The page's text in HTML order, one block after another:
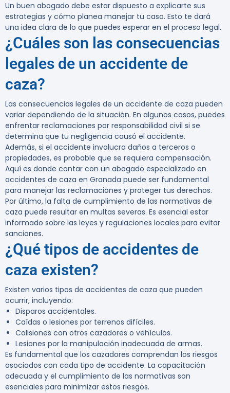
Un buen abogado debe estar dispuesto a explicarte sus
estrategias y cómo planea manejar tu caso. Esto te dará
una idea clara de lo que puedes esperar en el proceso legal.
¿Cuáles son las consecuencias
legales de un accidente de
caza?
Las consecuencias legales de un accidente de caza pueden
variar dependiendo de la situación. En algunos casos, puedes
enfrentar reclamaciones por responsabilidad civil si se
determina que tu negligencia causó el accidente.
Además, si el accidente involucra daños a terceros o
propiedades, es probable que se requiera compensación.
Aquí es donde contar con un abogado especializado en
accidentes de caza en Granada puede ser fundamental
para manejar las reclamaciones y proteger tus derechos.
Por último, la falta de cumplimiento de las normativas de
caza puede resultar en multas severas. Es esencial estar
informado sobre las leyes y regulaciones locales para evitar
sanciones.
¿Qué tipos de accidentes de
caza existen?
Existen varios tipos de accidentes de caza que pueden
ocurrir, incluyendo:
Disparos accidentales.
Caídas o lesiones por terrenos difíciles.
Colisiones con otros cazadores o vehículos.
Lesiones por la manipulación inadecuada de armas.
Es fundamental que los cazadores comprendan los riesgos
asociados con cada tipo de accidente. La capacitación
adecuada y el cumplimiento de las normativas son
esenciales para minimizar estos riesgos.